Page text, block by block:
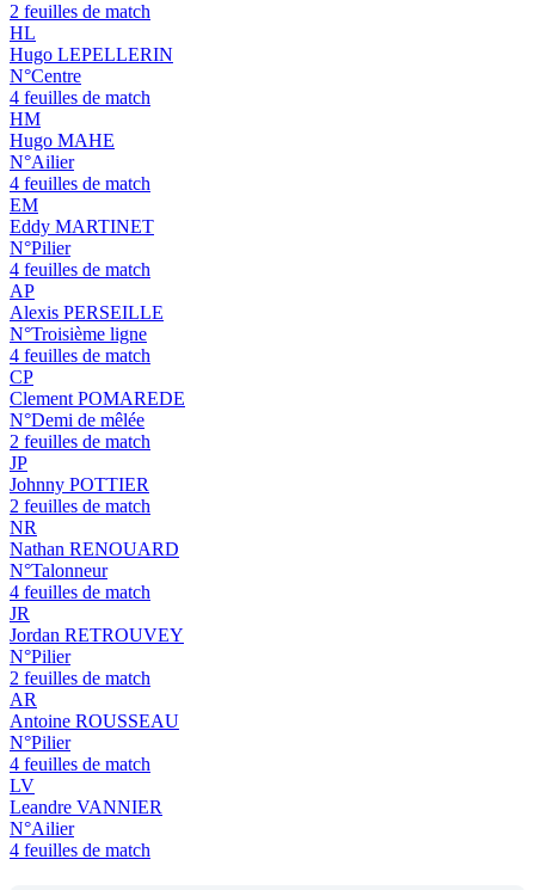
2 feuilles de match
HL
Hugo LEPELLERIN
N°Centre
4 feuilles de match
HM
Hugo MAHE
N°Ailier
4 feuilles de match
EM
Eddy MARTINET
N°Pilier
4 feuilles de match
AP
Alexis PERSEILLE
N°Troisième ligne
4 feuilles de match
CP
Clement POMAREDE
N°Demi de mêlée
2 feuilles de match
JP
Johnny POTTIER
2 feuilles de match
NR
Nathan RENOUARD
N°Talonneur
4 feuilles de match
JR
Jordan RETROUVEY
N°Pilier
2 feuilles de match
AR
Antoine ROUSSEAU
N°Pilier
4 feuilles de match
LV
Leandre VANNIER
N°Ailier
4 feuilles de match